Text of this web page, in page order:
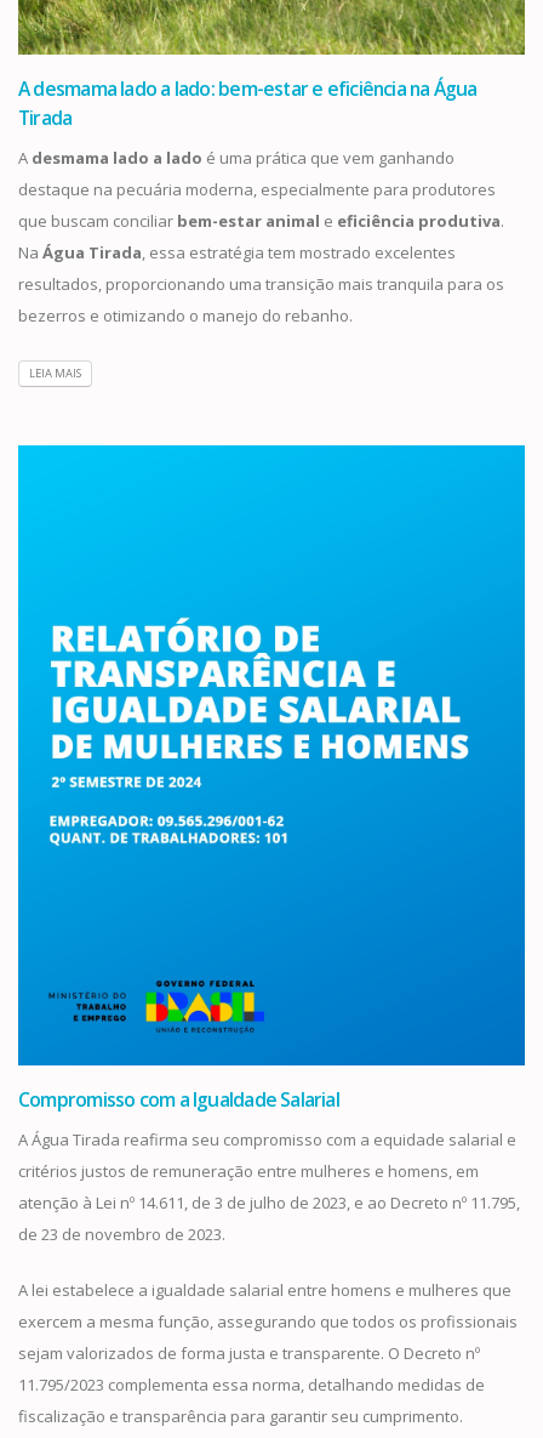
A desmama lado a lado: bem-estar e eficiência na Água
Tirada
A desmama lado a lado é uma prática que vem ganhando
destaque na pecuária moderna, especialmente para produtores
que buscam conciliar bem-estar animal e eficiência produtiva.
Na Água Tirada, essa estratégia tem mostrado excelentes
resultados, proporcionando uma transição mais tranquila para os
bezerros e otimizando o manejo do rebanho.
LEIA MAIS
Compromisso com a Igualdade Salarial
A Água Tirada reafirma seu compromisso com a equidade salarial e
critérios justos de remuneração entre mulheres e homens, em
atenção à Lei nº 14.611, de 3 de julho de 2023, e ao Decreto nº 11.795,
de 23 de novembro de 2023.
A lei estabelece a igualdade salarial entre homens e mulheres que
exercem a mesma função, assegurando que todos os profissionais
sejam valorizados de forma justa e transparente. O Decreto nº
11.795/2023 complementa essa norma, detalhando medidas de
fiscalização e transparência para garantir seu cumprimento.